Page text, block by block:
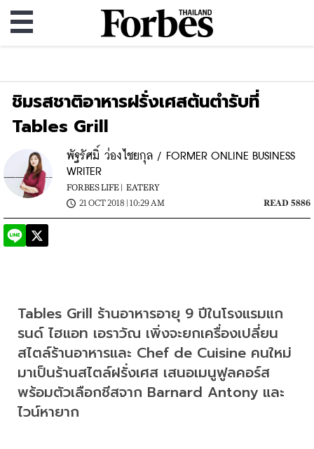
ชิมรสชาติอาหารฝรั่งเศสต้นตำรับที่
Tables Grill
พัฐรัศมิ์ ว่องไชยกุล / FORMER ONLINE BUSINESS
WRITER
FORBES LIFE |
EATERY
21 OCT 2018 | 10:29 AM
READ 5886
Tables Grill ร้านอาหารอายุ 9 ปีในโรงแรมแก
รนด์ ไฮแอท เอราวัณ เพิ่งจะยกเครื่องเปลี่ยน
สไตล์ร้านอาหารและ Chef de Cuisine คนใหม่
มาเป็นร้านสไตล์ฝรั่งเศส เสนอเมนูฟูลคอร์ส
พร้อมตัวเลือกชีสจาก Barnard Antony และ
ไวน์หายาก